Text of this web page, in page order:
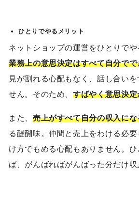
ひとりでやるメリット
ネットショップの運営をひとりでや
業務上の意思決定はすべて自分で
見が割れる心配もなく、話し合いを
せん。そのため、すばやく意思決
また、 売上がすべて自分の収入にな
る醍醐味。仲間と売上をわける必
け方でもめる心配もありません。
ば、がんばればがんばった分だけ収